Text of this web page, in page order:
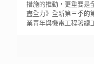
措施的推動，更重要是
盡全力》全新第三季的
業青年與機電工程署總